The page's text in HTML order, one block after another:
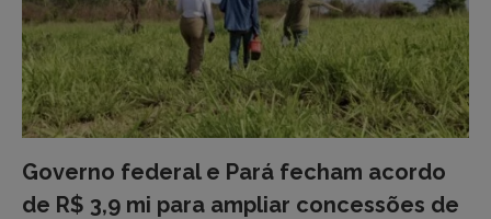
Governo federal e Pará fecham acordo
de R$ 3,9 mi para ampliar concessões de